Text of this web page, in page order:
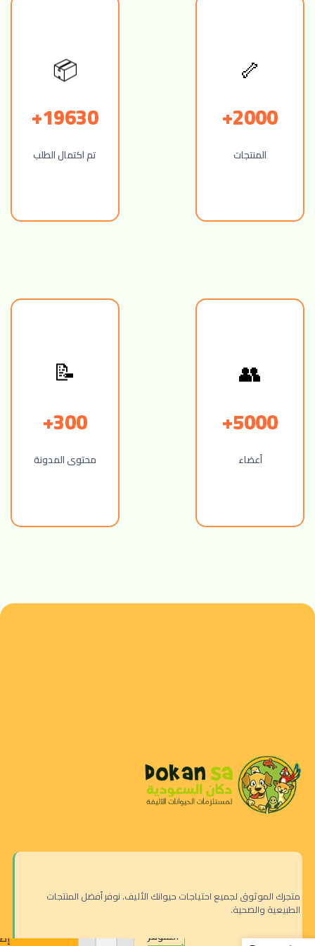
🦴
2000+
المنتجات
📦
19630+
تم اكتمال الطلب
👥
5000+
أعضاء
📝
300+
محتوى المدونة
متجرك الموثوق لجميع احتياجات حيوانك الأليف. نوفر أفضل المنتجات
الطبيعية والصحية.
للطيور المتوفر